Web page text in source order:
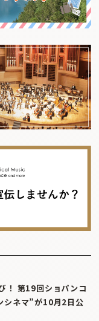
！ 第19回ショパンコ
シネマ”が10月2日公